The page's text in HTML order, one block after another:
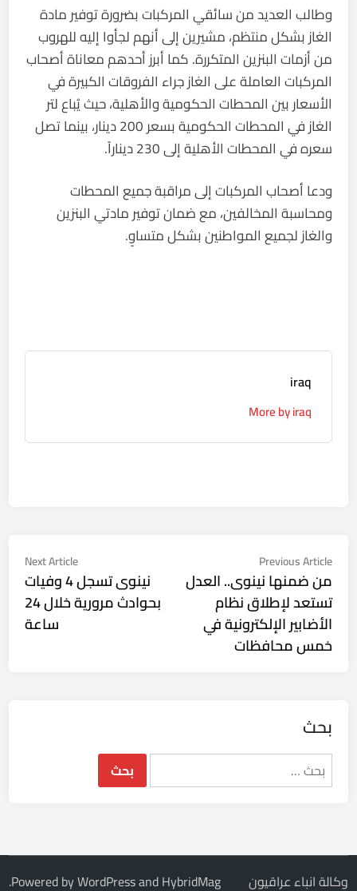
وطالب العديد من سائقي المركبات بضرورة توفير مادة
الغاز بشكل منتظم، مشيرين إلى أنهم لجأوا إليه للهروب
من أزمات البنزين المتكررة. كما أبرز أحدهم معاناة أصحاب
المركبات العاملة على الغاز جراء الفروقات الكبيرة في
الأسعار بين المحطات الحكومية والأهلية، حيث يُباع لتر
الغاز في المحطات الحكومية بسعر 200 دينار، بينما تصل
سعره في المحطات الأهلية إلى 230 ديناراً.
ودعا أصحاب المركبات إلى مراقبة جميع المحطات
ومحاسبة المخالفين، مع ضمان توفير مادتي البنزين
والغاز لجميع المواطنين بشكل متساوٍ.
iraq
More by iraq
تصفّح
المقالات
Previous Article
article:
من ضمنها نينوى.. العدل
تستعد لإطلاق نظام
الأضابير الإلكترونية في
خمس محافظات
Next Article
Next
نينوى تسجل 4 وفيات
بحوادث مرورية خلال 24
ساعة
بحث
البحث
عن:
وكالة انباء عراقيون Powered byWordPressandHybridMag
.